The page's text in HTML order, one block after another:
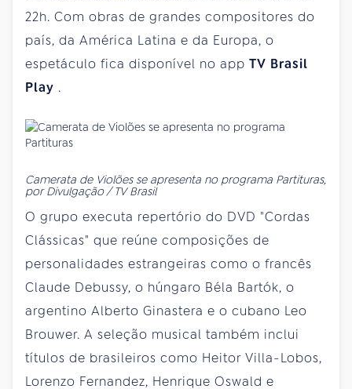
22h. Com obras de grandes compositores do
país, da América Latina e da Europa, o
espetáculo fica disponível no app TV Brasil
Play .
Camerata de Violões se apresenta no programa Partituras,
por Divulgação / TV Brasil
O grupo executa repertório do DVD "Cordas
Clássicas" que reúne composições de
personalidades estrangeiras como o francês
Claude Debussy, o húngaro Béla Bartók, o
argentino Alberto Ginastera e o cubano Leo
Brouwer. A seleção musical também inclui
títulos de brasileiros como Heitor Villa-Lobos,
Lorenzo Fernandez, Henrique Oswald e